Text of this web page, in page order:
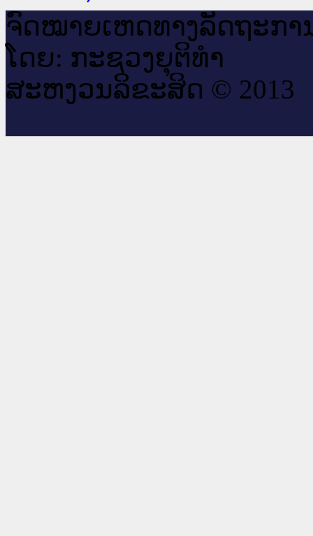
ຈົດ​ໝາຍ​ເຫດ​ທາງ​ລັດ​ຖະ​ກາ
ໂດຍ: ກະ​ຊວງຍຸ​ຕິ​ທຳ
ສະ​ຫງວນ​ລິ​ຂະ​ສິດ © 2013